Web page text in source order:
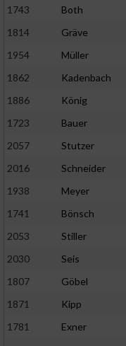
1743
Both
1814
Gräve
1954
Müller
1862
Kadenbach
1886
König
1723
Bauer
2057
Stutzer
2016
Schneider
1938
Meyer
1741
Bönsch
2053
Stiller
2030
Seis
1807
Göbel
1871
Kipp
1781
Exner